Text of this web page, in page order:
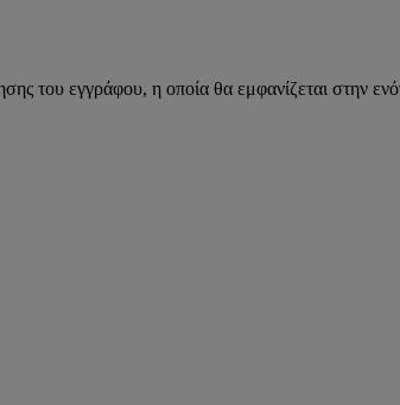
του εγγράφου, η οποία θα εμφανίζεται στην